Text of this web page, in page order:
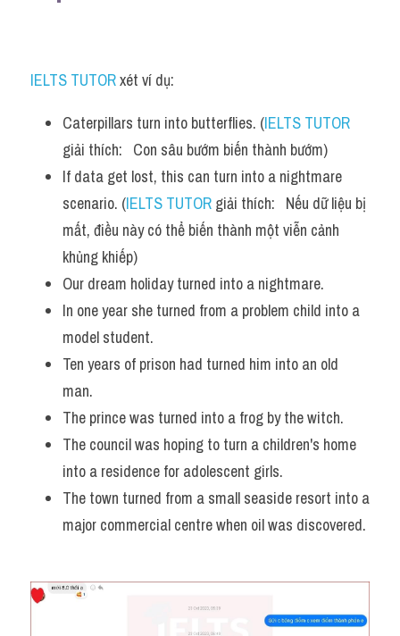
IELTS TUTOR xét ví dụ:
Caterpillars turn into butterflies. (IELTS TUTOR
giải thích:   Con sâu bướm biến thành bướm)
If data get lost, this can turn into a nightmare
scenario. (IELTS TUTOR giải thích:   Nếu dữ liệu bị
mất, điều này có thể biến thành một viễn cảnh
khủng khiếp)
Our dream holiday turned into a nightmare.
In one year she turned from a problem child into a
model student.
Ten years of prison had turned him into an old
man.
The prince was turned into a frog by the witch.
The council was hoping to turn a children's home
into a residence for adolescent girls.
The town turned from a small seaside resort into a
major commercial centre when oil was discovered.